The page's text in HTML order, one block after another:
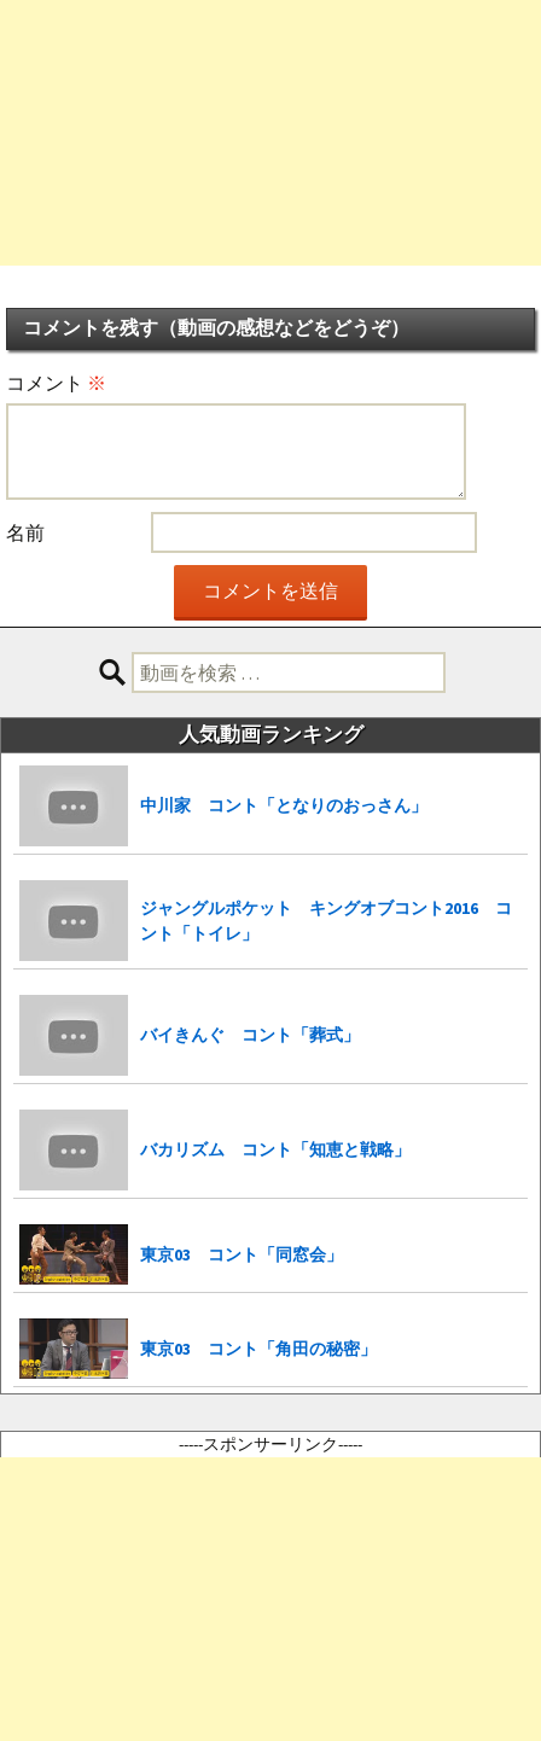
コメントを残す（動画の感想などをどうぞ）
コメント ※
名前
検
索:
人気動画ランキング
中川家 コント「となりのおっさん」
ジャングルポケット キングオブコント2016 コ
ント「トイレ」
バイきんぐ コント「葬式」
バカリズム コント「知恵と戦略」
東京03 コント「同窓会」
東京03 コント「角田の秘密」
-----スポンサーリンク-----